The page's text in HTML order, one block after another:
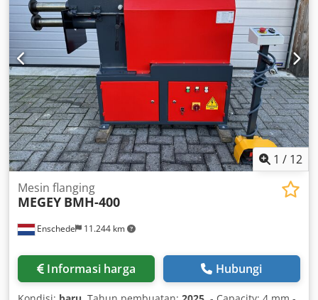
1 / 12
Enschede 11.244 km
Mesin flanging
MEGEY BMH-400
Informasi harga Hubungi